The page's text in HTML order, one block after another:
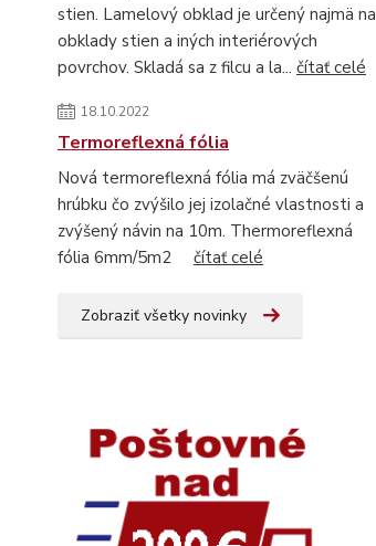
stien. Lamelový obklad je určený najmä na
obklady stien a iných interiérových
povrchov. Skladá sa z filcu a la... čítať celé
18.10.2022
Termoreflexná fólia
Nová termoreflexná fólia má zväčšenú
hrúbku čo zvýšilo jej izolačné vlastnosti a
zvýšený návin na 10m. Thermoreflexná
fólia 6mm/5m2 čítať celé
Zobraziť všetky novinky